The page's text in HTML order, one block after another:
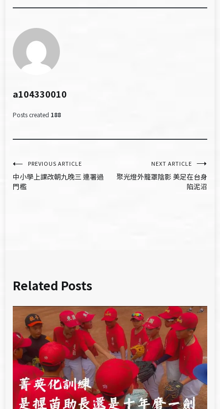
a104330010
Posts created 188
文
章
PREVIOUS ARTICLE
中小學上課改朝九晚三 連署過
門檻
NEXT ARTICLE
聚光燈外籠罩陰影 美足在台身
陷泥沼
Related Posts